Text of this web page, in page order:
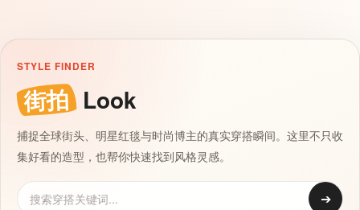
STYLE FINDER
街拍 Look
捕捉全球街头、明星红毯与时尚博主的真实穿搭瞬间。这里不只收
集好看的造型，也帮你快速找到风格灵感。
➔